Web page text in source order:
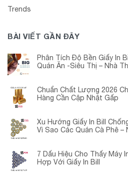
Trends
BÀI VIẾT GẦN ĐÂY
Phân Tích Độ Bền Giấy In
Quán Ăn -Siêu Thị – Nhà
Chuẩn Chất Lượng 2026
Hàng Cần Cập Nhật Gấp
Xu Hướng Giấy In Bill
Vì Sao Các Quán Cà Phê –
7 Dấu Hiệu Cho Thấy Máy
Hợp Với Giấy In Bill